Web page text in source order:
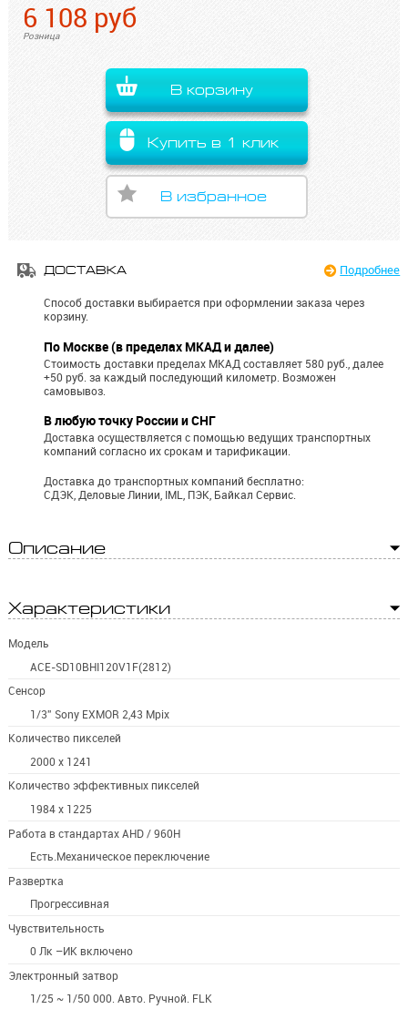
6 108 руб
Розница
В корзину
Купить в 1 клик
В избранное
ДОСТАВКА Подробнее
Способ доставки выбирается при оформлении заказа через
корзину.
По Москве (в пределах МКАД и далее)
Стоимость доставки пределах МКАД составляет 580 руб., далее
+50 руб. за каждый последующий километр. Возможен
самовывоз.
В любую точку России и СНГ
Доставка осуществляется с помощью ведущих транспортных
компаний согласно их срокам и тарификации.
Доставка до транспортных компаний бесплатно:
СДЭК, Деловые Линии, IML, ПЭК, Байкал Сервис.
Описание
Характеристики
Модель
ACE-SD10BHI120V1F(2812)
Сенсор
1/3” Sony EXMOR 2,43 Mpix
Количество пикселей
2000 х 1241
Количество эффективных пикселей
1984 х 1225
Работа в стандартах AHD / 960H
Есть.Механическое переключение
Развертка
Прогрессивная
Чувствительность
0 Лк –ИК включено
Электронный затвор
1/25 ~ 1/50 000. Авто. Ручной. FLK